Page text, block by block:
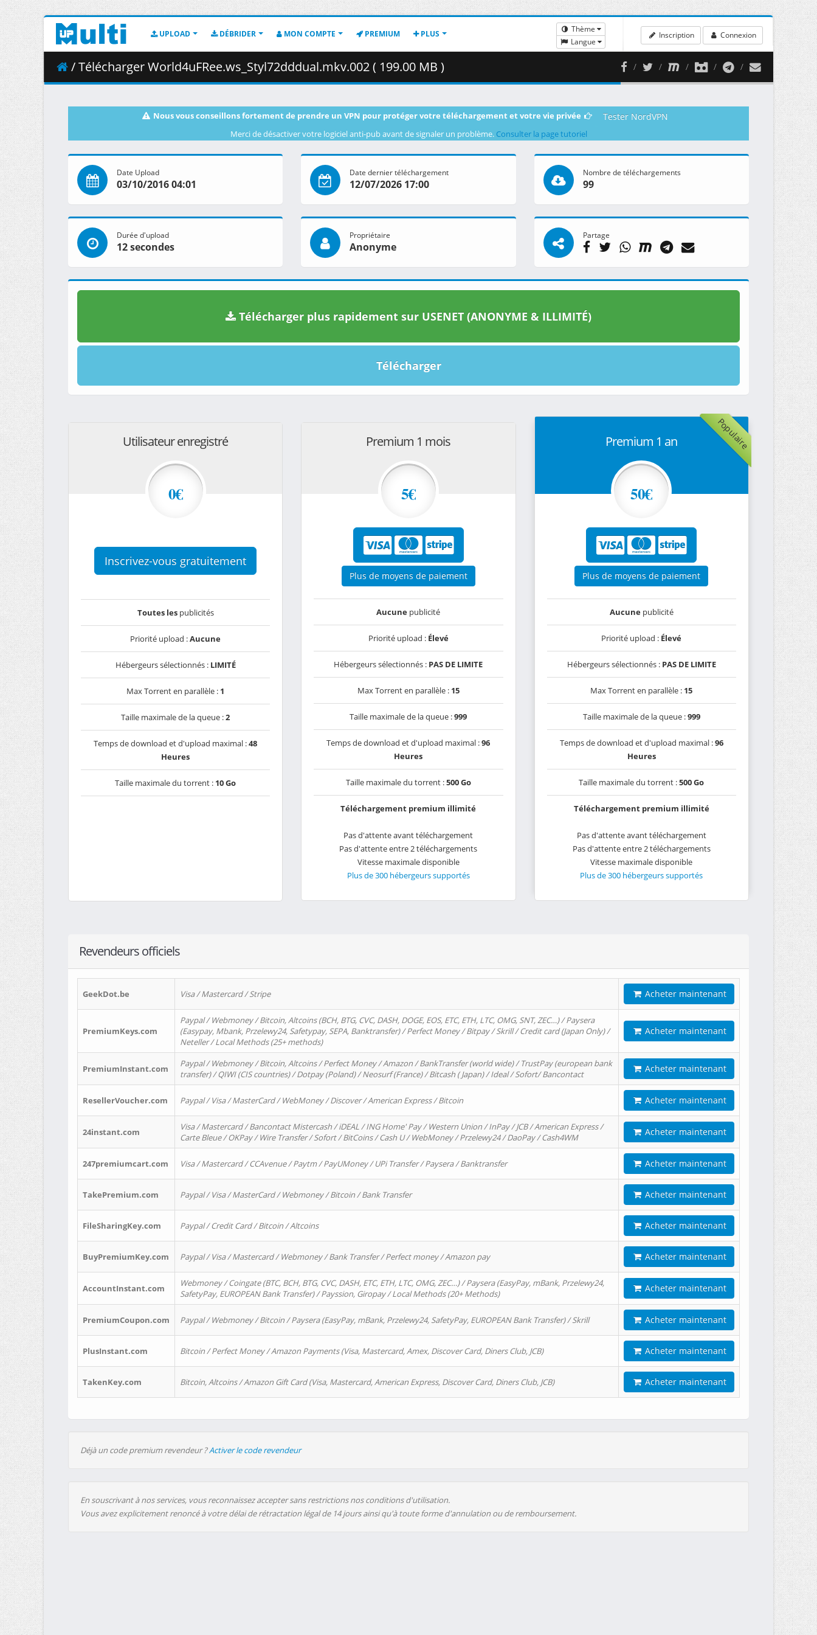
UPLOAD DÉBRIDER MON COMPTE PREMIUM PLUS
Thème
Langue
Inscription Connexion
/ Télécharger World4uFRee.ws_Styl72dddual.mkv.002 ( 199.00 MB )
Nous vous conseillons fortement de prendre un VPN pour protéger votre téléchargement et votre vie privée Tester NordVPN
Merci de désactiver votre logiciel anti-pub avant de signaler un problème. Consulter la page tutoriel
Date Upload
03/10/2016 04:01
Date dernier téléchargement
12/07/2026 17:00
Nombre de téléchargements
99
Durée d'upload
12 secondes
Propriétaire
Anonyme
Partage
Télécharger plus rapidement sur USENET (ANONYME & ILLIMITÉ)
Télécharger
Utilisateur enregistré
0€
Inscrivez-vous gratuitement
Toutes lespublicités
Priorité upload :Aucune
Hébergeurs sélectionnés : LIMITÉ
Max Torrent en parallèle : 1
Taille maximale de la queue :2
Temps de download et d'upload maximal :48
Heures
Taille maximale du torrent : 10 Go
Premium 1 mois
5€
Plus de moyens de paiement
Aucune publicité
Priorité upload : Élevé
Hébergeurs sélectionnés : PAS DE LIMITE
Max Torrent en parallèle : 15
Taille maximale de la queue :999
Temps de download et d'upload maximal :96
Heures
Taille maximale du torrent :500 Go
Téléchargement premium illimité
Pas d'attente avant téléchargement
Pas d'attente entre 2 téléchargements
Vitesse maximale disponible
Plus de 300 hébergeurs supportés
Populaire
Premium 1 an
50€
Plus de moyens de paiement
Aucunepublicité
Priorité upload : Élevé
Hébergeurs sélectionnés : PAS DE LIMITE
Max Torrent en parallèle : 15
Taille maximale de la queue :999
Temps de download et d'upload maximal :96
Heures
Taille maximale du torrent :500 Go
Téléchargement premium illimité
Pas d'attente avant téléchargement
Pas d'attente entre 2 téléchargements
Vitesse maximale disponible
Plus de 300 hébergeurs supportés
Revendeurs officiels
GeekDot.be Visa / Mastercard / Stripe Acheter maintenant
PremiumKeys.com
Paypal / Webmoney / Bitcoin, Altcoins (BCH, BTG, CVC, DASH, DOGE, EOS, ETC, ETH, LTC, OMG, SNT, ZEC…) / Paysera
(Easypay, Mbank, Przelewy24, Safetypay, SEPA, Banktransfer) / Perfect Money / Bitpay / Skrill / Credit card (Japan Only) /
Neteller / Local Methods (25+ methods)
Acheter maintenant
PremiumInstant.com
Paypal / Webmoney / Bitcoin, Altcoins / Perfect Money / Amazon / BankTransfer (world wide) / TrustPay (european bank
transfer) / QIWI (CIS countries) / Dotpay (Poland) / Neosurf (France) / Bitcash ( Japan) / Ideal / Sofort/ Bancontact
Acheter maintenant
ResellerVoucher.com Paypal / Visa / MasterCard / WebMoney / Discover / American Express / Bitcoin Acheter maintenant
24instant.com
Visa / Mastercard / Bancontact Mistercash / iDEAL / ING Home' Pay / Western Union / InPay / JCB / American Express /
Carte Bleue / OKPay / Wire Transfer / Sofort / BitCoins / Cash U / WebMoney / Przelewy24 / DaoPay / Cash4WM
Acheter maintenant
247premiumcart.com Visa / Mastercard / CCAvenue / Paytm / PayUMoney / UPi Transfer / Paysera / Banktransfer Acheter maintenant
TakePremium.com Paypal / Visa / MasterCard / Webmoney / Bitcoin / Bank Transfer Acheter maintenant
FileSharingKey.com Paypal / Credit Card / Bitcoin / Altcoins Acheter maintenant
BuyPremiumKey.com Paypal / Visa / Mastercard / Webmoney / Bank Transfer / Perfect money / Amazon pay Acheter maintenant
AccountInstant.com
Webmoney / Coingate (BTC, BCH, BTG, CVC, DASH, ETC, ETH, LTC, OMG, ZEC…) / Paysera (EasyPay, mBank, Przelewy24,
SafetyPay, EUROPEAN Bank Transfer) / Payssion, Giropay / Local Methods (20+ Methods)
Acheter maintenant
PremiumCoupon.com Paypal / Webmoney / Bitcoin / Paysera (EasyPay, mBank, Przelewy24, SafetyPay, EUROPEAN Bank Transfer) / Skrill Acheter maintenant
PlusInstant.com Bitcoin / Perfect Money / Amazon Payments (Visa, Mastercard, Amex, Discover Card, Diners Club, JCB) Acheter maintenant
TakenKey.com Bitcoin, Altcoins / Amazon Gift Card (Visa, Mastercard, American Express, Discover Card, Diners Club, JCB) Acheter maintenant
Déjà un code premium revendeur ?Activer le code revendeur
En souscrivant à nos services, vous reconnaissez accepter sans restrictions nos conditions d'utilisation.
Vous avez explicitement renoncé à votre délai de rétractation légal de 14 jours ainsi qu'à toute forme d'annulation ou de remboursement.